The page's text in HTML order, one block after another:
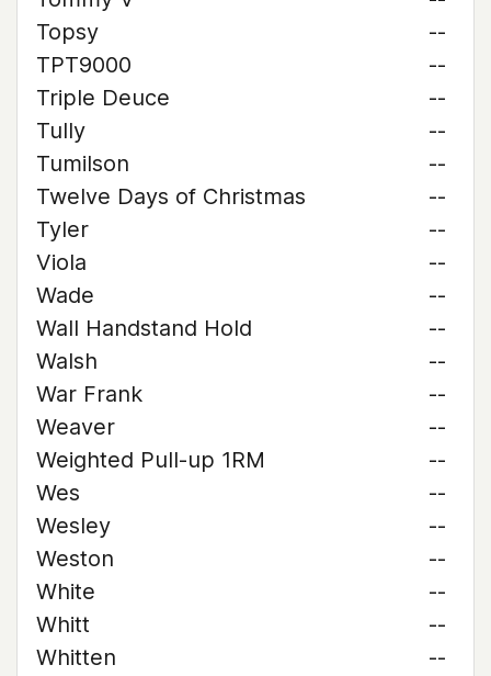
Topsy
--
TPT9000
--
Triple Deuce
--
Tully
--
Tumilson
--
Twelve Days of Christmas
--
Tyler
--
Viola
--
Wade
--
Wall Handstand Hold
--
Walsh
--
War Frank
--
Weaver
--
Weighted Pull-up 1RM
--
Wes
--
Wesley
--
Weston
--
White
--
Whitt
--
Whitten
--